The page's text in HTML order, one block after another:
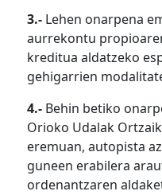
3.- Lehen onarpena
aurrekontu
kreditua aldatzeko
gehigarrien
4.- Behin betiko
Orioko Udalak
eremuan, autopista
guneen erabilera
ordenantzaren